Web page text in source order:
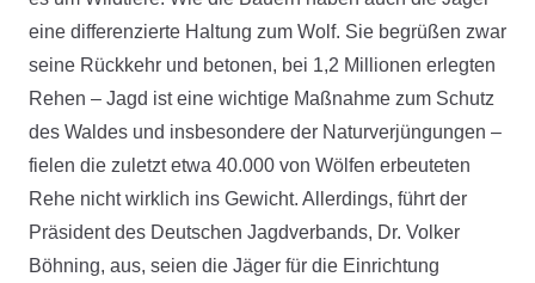
eine differenzierte Haltung zum Wolf. Sie begrüßen zwar
seine Rückkehr und betonen, bei 1,2 Millionen erlegten
Rehen – Jagd ist eine wichtige Maßnahme zum Schutz
des Waldes und insbesondere der Naturverjüngungen –
fielen die zuletzt etwa 40.000 von Wölfen erbeuteten
Rehe nicht wirklich ins Gewicht. Allerdings, führt der
Präsident des Deutschen Jagdverbands, Dr. Volker
Böhning, aus, seien die Jäger für die Einrichtung